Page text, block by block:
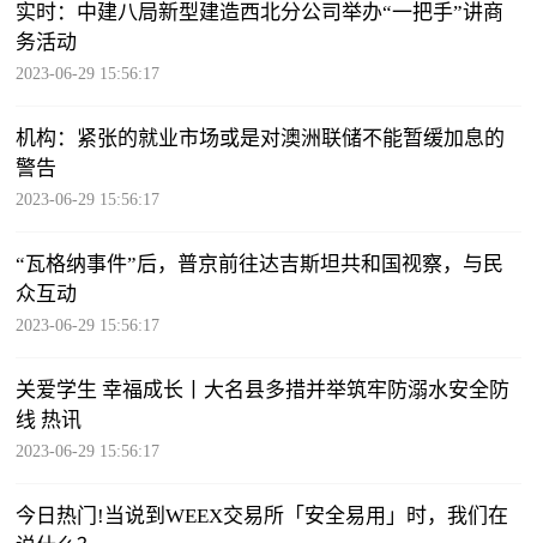
实时：中建八局新型建造西北分公司举办“一把手”讲商
务活动
2023-06-29 15:56:17
机构：紧张的就业市场或是对澳洲联储不能暂缓加息的
警告
2023-06-29 15:56:17
“瓦格纳事件”后，普京前往达吉斯坦共和国视察，与民
众互动
2023-06-29 15:56:17
关爱学生 幸福成长丨大名县多措并举筑牢防溺水安全防
线 热讯
2023-06-29 15:56:17
今日热门!当说到WEEX交易所「安全易用」时，我们在